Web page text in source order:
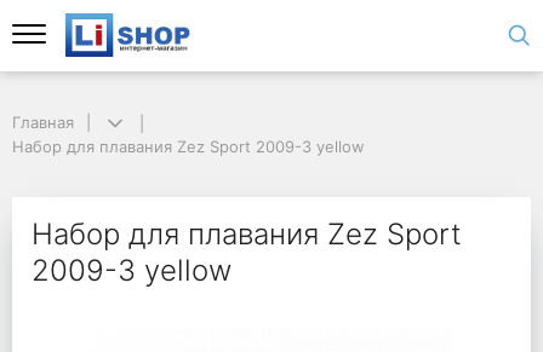
Главная
Набор для плавания Zez Sport 2009-3 yellow
Набор для плавания Zez Sport
2009-3 yellow